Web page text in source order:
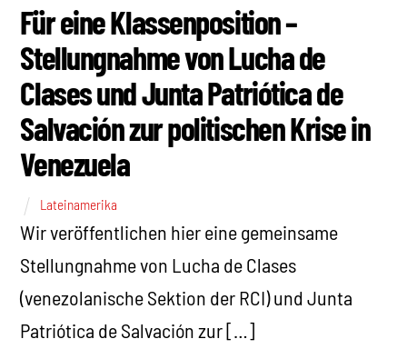
Für eine Klassenposition –
Stellungnahme von Lucha de
Clases und Junta Patriótica de
Salvación zur politischen Krise in
Venezuela
Lateinamerika
Wir veröffentlichen hier eine gemeinsame
Stellungnahme von Lucha de Clases
(venezolanische Sektion der RCI) und Junta
Patriótica de Salvación zur […]